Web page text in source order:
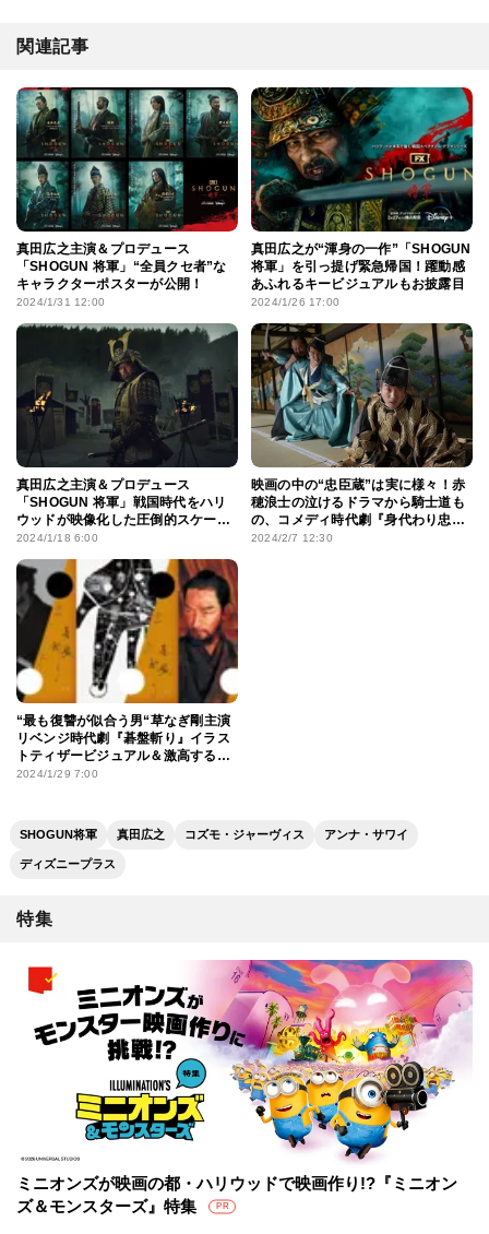
関連記事
真田広之主演＆プロデュース
「SHOGUN 将軍」“全員クセ者”な
キャラクターポスターが公開！
2024/1/31 12:00
真田広之が“渾身の一作”「SHOGUN
将軍」を引っ提げ緊急帰国！躍動感
あふれるキービジュアルもお披露目
2024/1/26 17:00
真田広之主演＆プロデュース
「SHOGUN 将軍」戦国時代をハリ
ウッドが映像化した圧倒的スケール
の日本版予告
2024/1/18 6:00
映画の中の“忠臣蔵”は実に様々！赤
穂浪士の泣けるドラマから騎士道も
の、コメディ時代劇『身代わり忠臣
蔵』まで
2024/2/7 12:30
“最も復讐が似合う男“草なぎ剛主演
リベンジ時代劇『碁盤斬り』イラス
トティザービジュアル＆激高する特
報映像
2024/1/29 7:00
SHOGUN将軍 真田広之 コズモ・ジャーヴィス アンナ・サワイ
ディズニープラス
特集
ミニオンズが映画の都・ハリウッドで映画作り!?『ミニオン
ズ＆モンスターズ』特集
PR